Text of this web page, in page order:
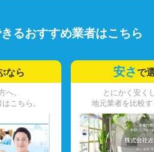
るおすすめ業者はこちら
なら
へ。
こちら。
安さで
とにかく安く
地元業者を比較す